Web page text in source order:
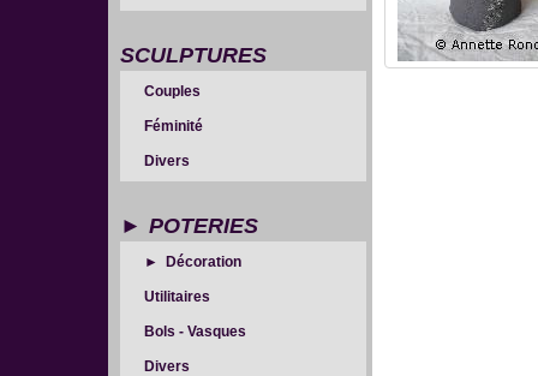
SCULPTURES
Couples
Féminité
Divers
POTERIES
Décoration
Utilitaires
Bols - Vasques
Divers